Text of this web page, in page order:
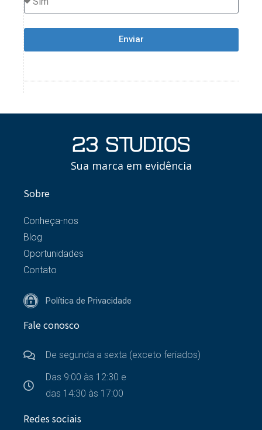
Enviar
Sua marca em evidência
Sobre
Conheça-nos
Blog
Oportunidades
Contato
Política de Privacidade
Fale conosco
De segunda a sexta (exceto feriados)
Das 9:00 às 12:30 e
das 14:30 às 17:00
Redes sociais